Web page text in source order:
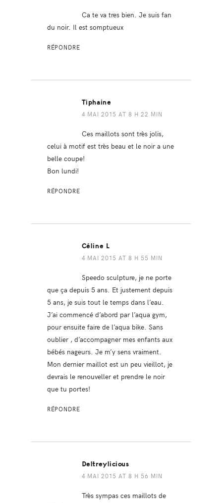
Ca te va tres bien. Je suis fan
du noir. Il est somptueux
RÉPONDRE
Tiphaine
4 MAI 2015 AT 8 H 22 MIN
Ces maillots sont très jolis,
celui à motif est très beau et le noir a une
belle coupe!
Bon lundi!
RÉPONDRE
Céline L
4 MAI 2015 AT 8 H 55 MIN
Speedo sculpture, je ne porte
que ça depuis 5 ans. Et justement depuis
5 ans, je suis tout le temps dans l’eau.
J’ai commencé d’abord par l’aqua gym,
pour ensuite faire de l’aqua bike. Sans
oublier , d’accompagner mes enfants aux
bébés nageurs. Je m’y sens vraiment.
Mon dernier maillot est un peu vieillot, je
devrais le renouveller et prendre le noir
que tu portes!
RÉPONDRE
Deltreylicious
4 MAI 2015 AT 8 H 56 MIN
Très sympas ces maillots de